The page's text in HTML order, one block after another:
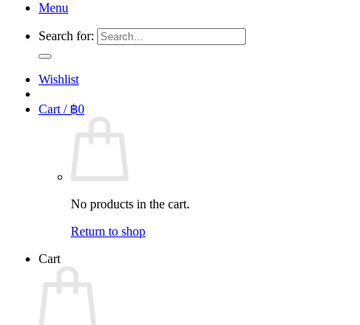
Menu
Search for:
Wishlist
Cart / ฿0
No products in the cart.
Return to shop
Cart